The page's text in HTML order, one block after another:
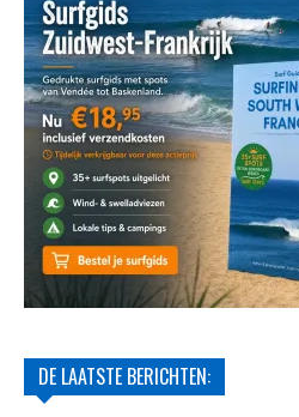
DE LAATSTE BERICHTEN: